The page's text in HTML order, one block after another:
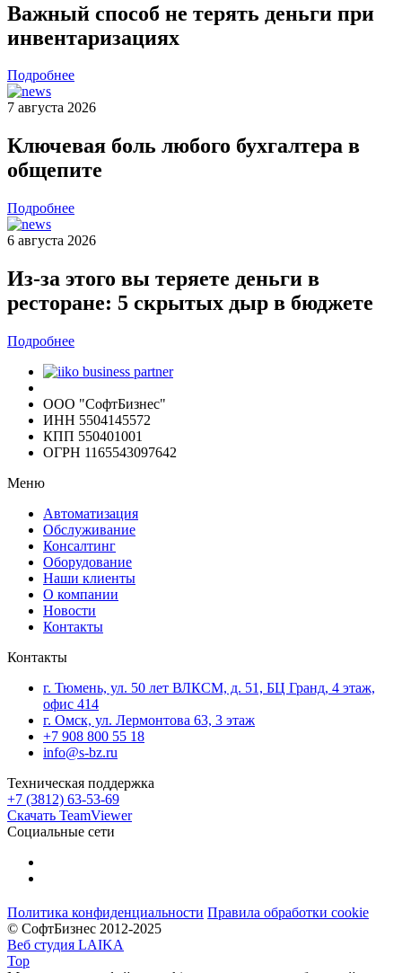
Важный способ не терять деньги при
инвентаризациях
Подробнее
7 августа 2026
Ключевая боль любого бухгалтера в
общепите
Подробнее
6 августа 2026
Из-за этого вы теряете деньги в
ресторане: 5 скрытых дыр в бюджете
Подробнее
ООО "СофтБизнес"
ИНН 5504145572
КПП 550401001
ОГРН 1165543097642
Меню
Автоматизация
Обслуживание
Консалтинг
Оборудование
Наши клиенты
О компании
Новости
Контакты
Контакты
г. Тюмень, ул. 50 лет ВЛКСМ, д. 51, БЦ Гранд, 4 этаж,
офис 414
г. Омск, ул. Лермонтова 63, 3 этаж
+7 908 800 55 18
info@s-bz.ru
Техническая поддержка
+7 (3812) 63-53-69
Скачать TeamViewer
Социальные сети
Политика конфиденциальности Правила обработки cookie
© СофтБизнес 2012-2025
Веб студия LAIKA
Top